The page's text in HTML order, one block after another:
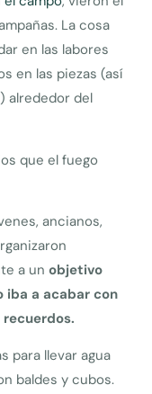
La cosa
en las labores
en las piezas (así
alrededor del
que el fuego
ancianos,
a un objetivo
iba a acabar con
para llevar agua
baldes y cubos.